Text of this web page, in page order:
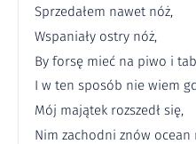
Sprzedałem nawet nóż,
Wspaniały ostry nóż,
By forsę mieć na piwo i
I w ten sposób nie wiem
Mój majątek rozszedł się,
Nim zachodni znów ocean